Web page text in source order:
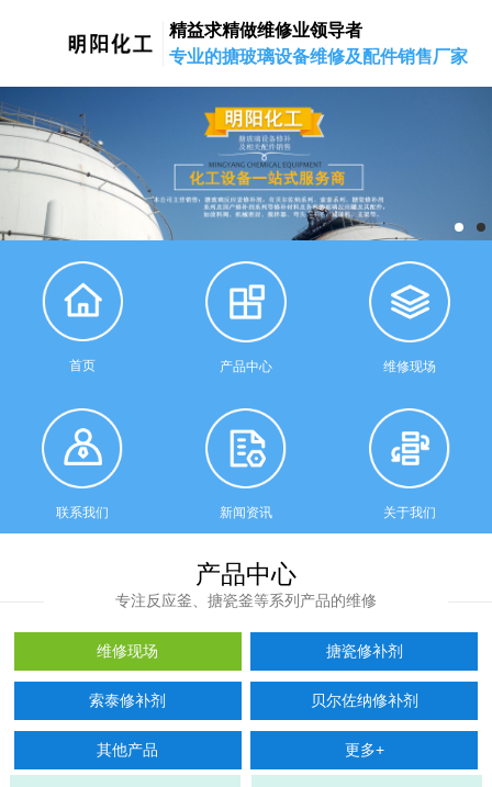
精益求精做维修业领导者
专业的搪玻璃设备维修及配件销售厂家
首页 产品中心 维修现场
联系我们 新闻资讯 关于我们
产品中心
专注反应釜、搪瓷釜等系列产品的维修
维修现场 搪瓷修补剂
索泰修补剂 贝尔佐纳修补剂
其他产品 更多+